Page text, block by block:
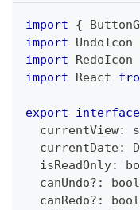
import {
import
UndoIcon
import
RedoIcon
import
React
export interface
  currentView
:
  currentDate
:
  isReadOnly
:
  canUndo
? :
  canRedo
? :